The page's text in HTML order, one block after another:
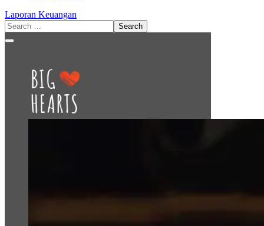
Laporan Keuangan